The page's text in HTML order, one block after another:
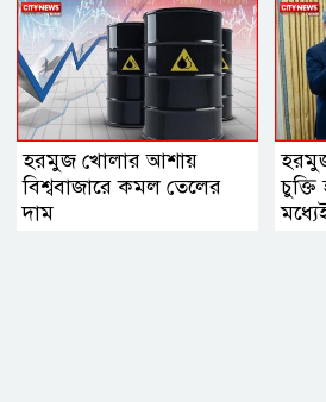
হরমুজ খোলার আশায়
বিশ্ববাজারে কমল তেলের
দাম